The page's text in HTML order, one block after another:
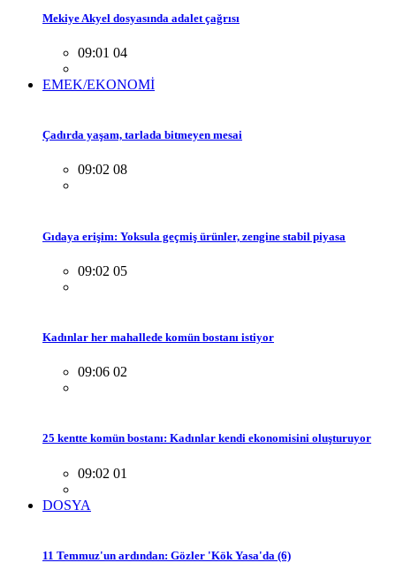
Mekiye Akyel dosyasında adalet çağrısı
09:01 04
EMEK/EKONOMİ
Çadırda yaşam, tarlada bitmeyen mesai
09:02 08
Gıdaya erişim: Yoksula geçmiş ürünler, zengine stabil piyasa
09:02 05
Kadınlar her mahallede komün bostanı istiyor
09:06 02
25 kentte komün bostanı: Kadınlar kendi ekonomisini oluşturuyor
09:02 01
DOSYA
11 Temmuz'un ardından: Gözler 'Kök Yasa'da (6)